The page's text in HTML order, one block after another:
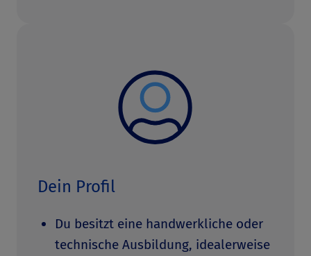
Dein Profil
Du besitzt eine handwerkliche oder
technische Ausbildung, idealerweise